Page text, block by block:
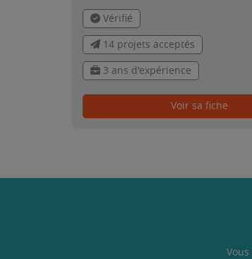
Vérifié
14 projets acceptés
3 ans d'expérience
Voir sa fiche